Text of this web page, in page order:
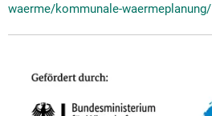
waerme/kommunale-waermeplanung/